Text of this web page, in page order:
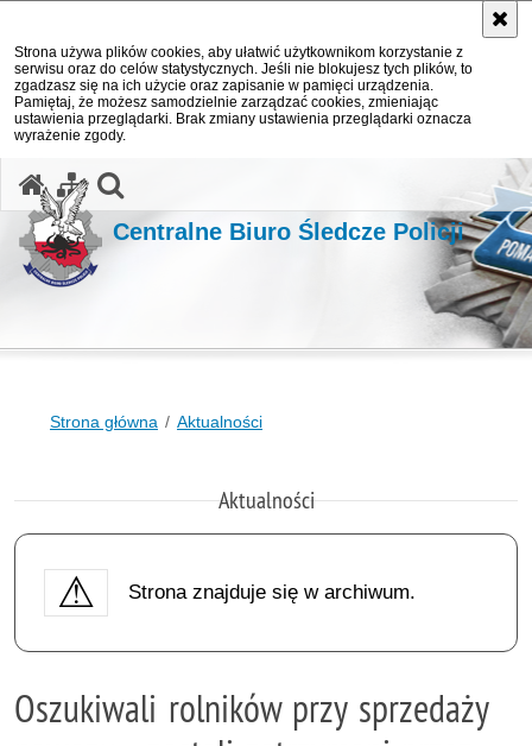
Strona używa plików cookies, aby ułatwić użytkownikom korzystanie z
serwisu oraz do celów statystycznych. Jeśli nie blokujesz tych plików, to
zgadzasz się na ich użycie oraz zapisanie w pamięci urządzenia.
Pamiętaj, że możesz samodzielnie zarządzać cookies, zmieniając
ustawienia przeglądarki. Brak zmiany ustawienia przeglądarki oznacza
wyrażenie zgody.
Centralne Biuro Śledcze Policji
Strona główna Aktualności
Aktualności
Strona znajduje się w archiwum.
Oszukiwali rolników przy sprzedaży